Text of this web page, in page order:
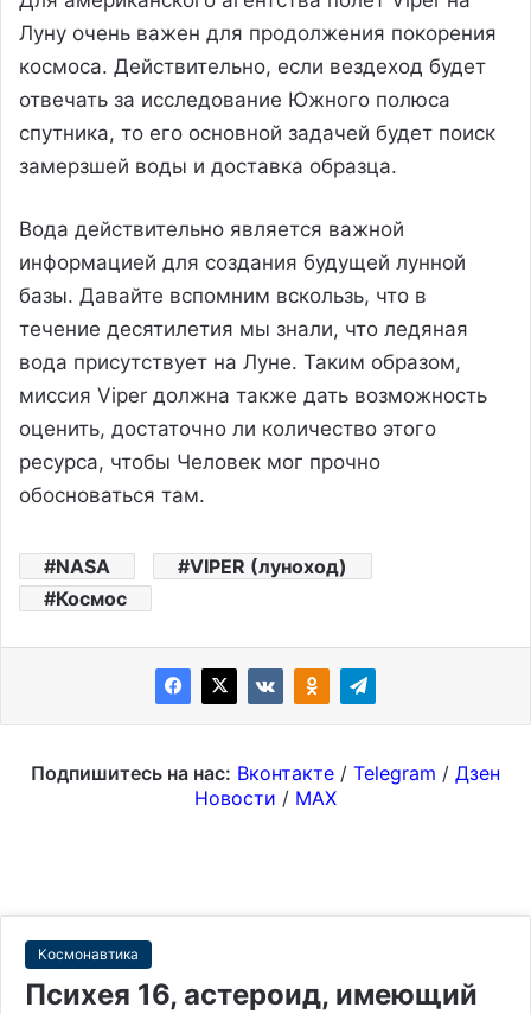
Луну очень важен для продолжения покорения
космоса. Действительно, если вездеход будет
отвечать за исследование Южного полюса
спутника, то его основной задачей будет поиск
замерзшей воды и доставка образца.
Вода действительно является важной
информацией для создания будущей лунной
базы. Давайте вспомним вскользь, что в
течение десятилетия мы знали, что ледяная
вода присутствует на Луне. Таким образом,
миссия Viper должна также дать возможность
оценить, достаточно ли количество этого
ресурса, чтобы Человек мог прочно
обосноваться там.
NASA
VIPER (луноход)
Космос
Подпишитесь на нас: Вконтакте / Telegram / Дзен
Новости / MAX